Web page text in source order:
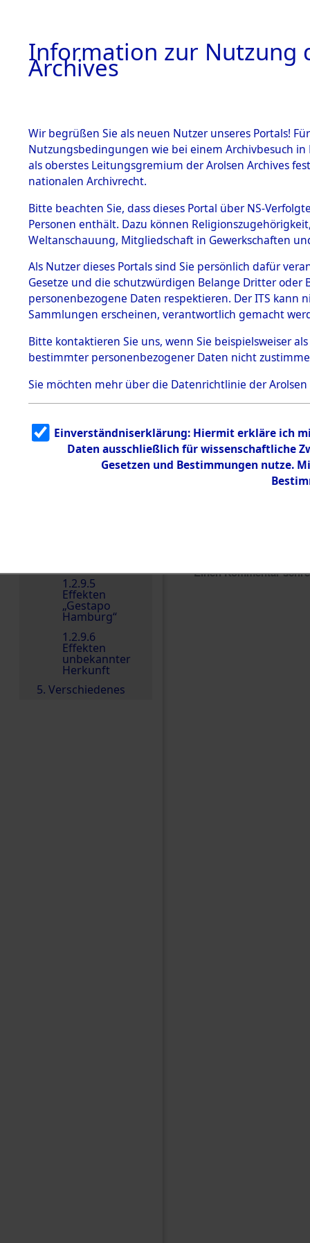
BESTÄNDE
1.
Inhaftierungsdoku
mente
1.2.9 Beim ITS
Effekten
1.2.9.1
Effekten aus
dem KZ
Dachau
1.2.9.2
Effekten aus
dem KZ
Bayerisches
1.2.9.3
Effekten aus
dem KZ
Neuengamm
1.2.9.5
Effekten
„Gestapo
Hamburg“
1.2.9.6
Effekten
unbekannter
Herkunft
5. Verschiedenes
0003
Einen Kommentar
Information zur Nutzung
Archives
Wir begrüßen Sie als neuen Nutzer unseres Portals!
Nutzungsbedingungen wie bei einem Archivbesuch
als oberstes Leitungsgremium der Arolsen Archives
nationalen Archivrecht.
Bitte beachten Sie, dass dieses Portal über NS-
Personen enthält. Dazu können
Weltanschauung, Mitgliedschaft in Gewerkschaften
Als Nutzer dieses Portals sind Sie persönlich dafür
Gesetze und die schutzwürdigen Belange Dritter
personenbezogene Daten respektieren. Der ITS
Sammlungen erscheinen, verantwortlich gemacht
Bitte kontaktieren Sie uns, wenn Sie beispielsweiser
bestimmter personenbezogener Daten nicht
Sie möchten mehr über die Datenrichtlinie der Arolsen
Einverständniserklärung: Hiermit erkläre ich
Daten ausschließlich für wissenschaftliche
Gesetzen und Bestimmungen nutze.